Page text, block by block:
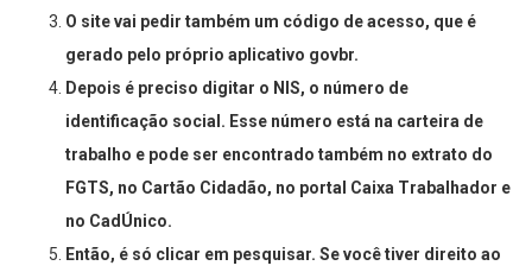
O site vai pedir também um código de acesso, que é
gerado pelo próprio aplicativo govbr.
Depois é preciso digitar o NIS, o número de
identificação social. Esse número está na carteira de
trabalho e pode ser encontrado também no extrato do
FGTS, no Cartão Cidadão, no portal Caixa Trabalhador e
no CadÚnico.
Então, é só clicar em pesquisar. Se você tiver direito ao